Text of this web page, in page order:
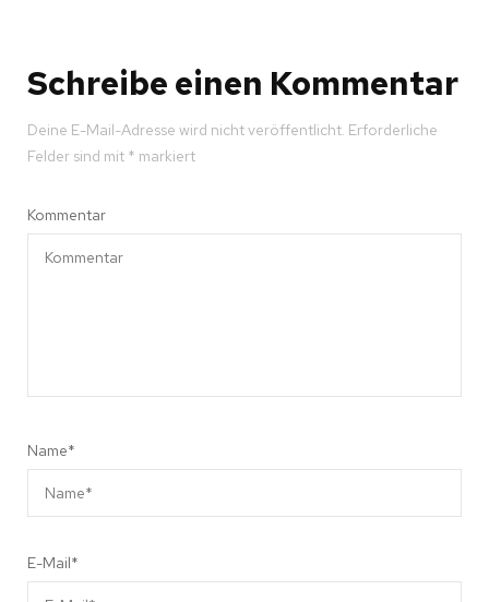
Schreibe einen Kommentar
Deine E-Mail-Adresse wird nicht veröffentlicht. Erforderliche
Felder sind mit * markiert
Kommentar
Name*
E-Mail*